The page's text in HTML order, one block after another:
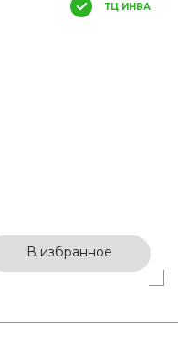
ТЦ ИНВА
В избранное